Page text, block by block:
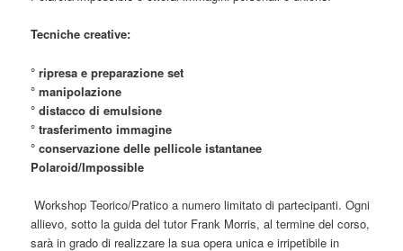
Tecniche creative:
° ripresa e preparazione set
° manipolazione
° distacco di emulsione
° trasferimento immagine
° conservazione delle pellicole istantanee
Polaroid/Impossible
Workshop Teorico/Pratico a numero limitato di partecipanti. Ogni
allievo, sotto la guida del tutor Frank Morris, al termine del corso,
sarà in grado di realizzare la sua opera unica e irripetibile in